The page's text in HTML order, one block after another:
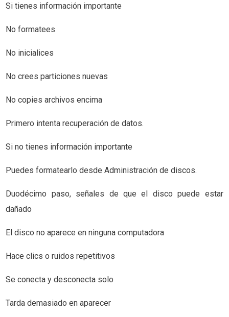
Si tienes información importante
No formatees
No inicialices
No crees particiones nuevas
No copies archivos encima
Primero intenta recuperación de datos.
Si no tienes información importante
Puedes formatearlo desde Administración de discos.
Duodécimo paso, señales de que el disco puede estar
dañado
El disco no aparece en ninguna computadora
Hace clics o ruidos repetitivos
Se conecta y desconecta solo
Tarda demasiado en aparecer